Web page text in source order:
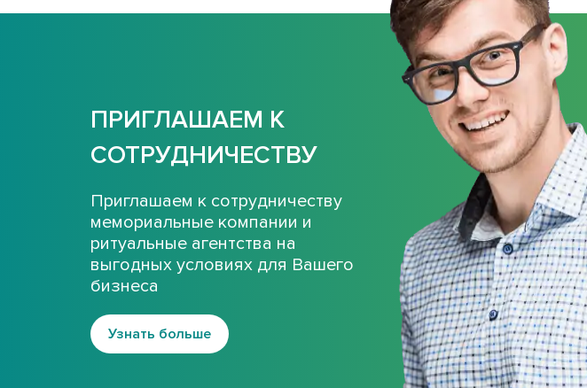
ПРИГЛАШАЕМ К
СОТРУДНИЧЕСТВУ
Приглашаем к сотрудничеству
мемориальные компании и
ритуальные агентства на
выгодных условиях для Вашего
бизнеса
Узнать больше